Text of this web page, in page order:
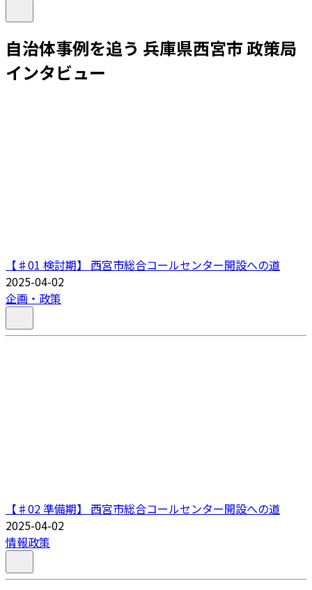
自治体事例を追う 兵庫県西宮市 政策局
インタビュー
【♯01 検討期】 西宮市総合コールセンター開設への道
2025-04-02
企画・政策
【♯02 準備期】 西宮市総合コールセンター開設への道
2025-04-02
情報政策